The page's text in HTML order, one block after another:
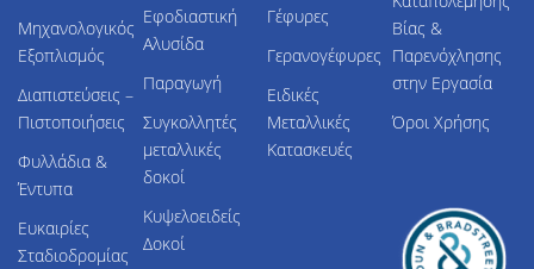
Μηχανολογικός
Εξοπλισμός
Διαπιστεύσεις –
Πιστοποιήσεις
Φυλλάδια &
Έντυπα
Ευκαιρίες
Σταδιοδρομίας
Εφοδιαστική
Αλυσίδα
Παραγωγή
Συγκολλητές
μεταλλικές
δοκοί
Κυψελοειδείς
Δοκοί
Γέφυρες
Γερανογέφυρες
Ειδικές
Μεταλλικές
Κατασκευές
Βίας &
Παρενόχλησης
στην Εργασία
Όροι Χρήσης